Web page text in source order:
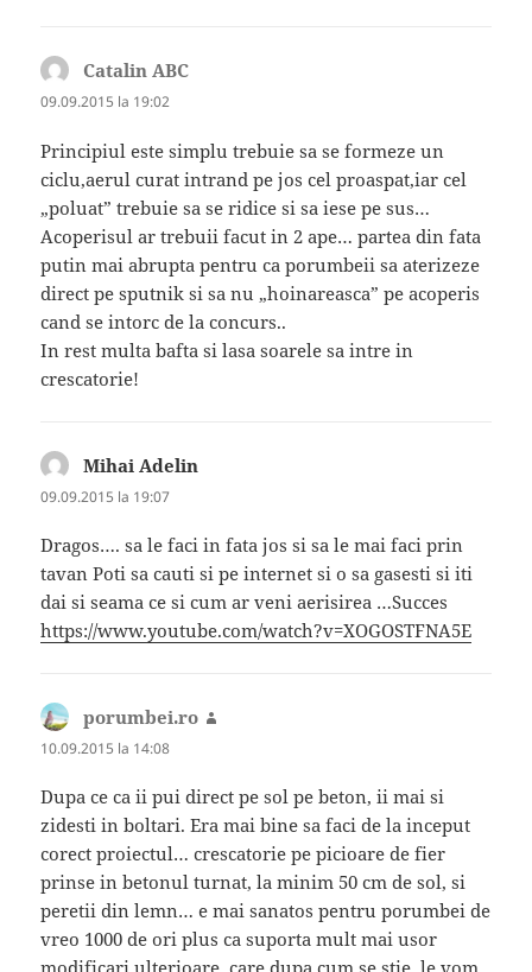
Catalin ABC
09.09.2015 la 19:02
Principiul este simplu trebuie sa se formeze un
ciclu,aerul curat intrand pe jos cel proaspat,iar cel
„poluat” trebuie sa se ridice si sa iese pe sus…
Acoperisul ar trebuii facut in 2 ape… partea din fata
putin mai abrupta pentru ca porumbeii sa aterizeze
direct pe sputnik si sa nu „hoinareasca” pe acoperis
cand se intorc de la concurs..
In rest multa bafta si lasa soarele sa intre in
crescatorie!
Mihai Adelin
09.09.2015 la 19:07
Dragos…. sa le faci in fata jos si sa le mai faci prin
tavan Poti sa cauti si pe internet si o sa gasesti si iti
dai si seama ce si cum ar veni aerisirea …Succes
https://www.youtube.com/watch?v=XOGOSTFNA5E
porumbei.ro
10.09.2015 la 14:08
Dupa ce ca ii pui direct pe sol pe beton, ii mai si
zidesti in boltari. Era mai bine sa faci de la inceput
corect proiectul… crescatorie pe picioare de fier
prinse in betonul turnat, la minim 50 cm de sol, si
peretii din lemn… e mai sanatos pentru porumbei de
vreo 1000 de ori plus ca suporta mult mai usor
modificari ulterioare, care dupa cum se stie, le vom